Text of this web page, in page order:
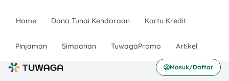
Home Dana Tunai Kendaraan Kartu Kredit
Pinjaman Simpanan TuwagaPromo Artikel
Masuk/Daftar